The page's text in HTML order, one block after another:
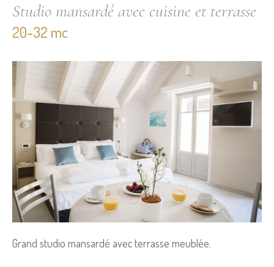
Studio mansardé avec cuisine et terrasse
20-32 mc
Grand studio mansardé avec terrasse meublée.